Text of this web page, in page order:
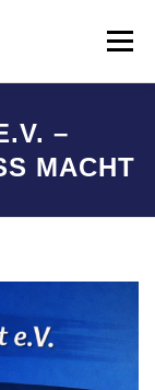
Menü
–
MACHT